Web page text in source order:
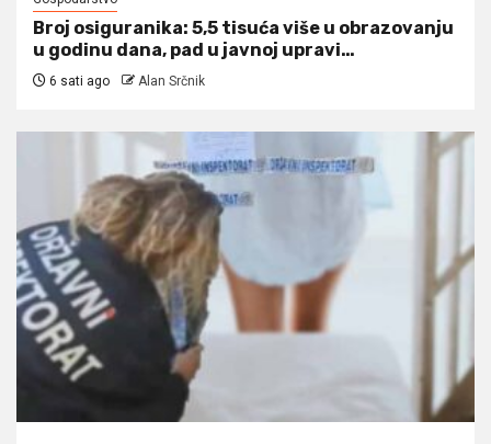
Broj osiguranika: 5,5 tisuća više u obrazovanju
u godinu dana, pad u javnoj upravi…
6 sati ago Alan Srčnik